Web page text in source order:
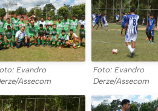
Evandro
Assecom
Foto: Evandro
Derze/Assecom